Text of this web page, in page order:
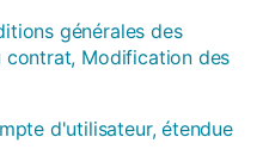
générales des
contrat, Modification des
d'utilisateur, étendue